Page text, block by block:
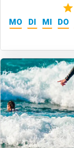
MO DI MI DO